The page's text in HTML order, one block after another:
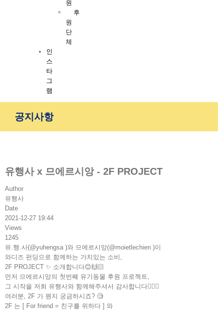
원
후
원
단
체
인
스
타
그
램
공지사항
유행사 x 므에르시앙 - 2F PROJECT
Author
유행사
Date
2021-12-27 19:44
Views
1245
유.행.사(@yuhengsa )와 므에르시앙(@moietlechien )이
와디즈 펀딩으로 함께하는 가치있는 소비,
2F PROJECT ✨ 소개합니다😊🙌🏻
먼저 므에르시앙의 첫번째 유기동물 후원 프로젝트,
그 시작을 저희 유행사와 함께해주셔서 감사합니다🙇🏻‍♀️
여러분, 2F 가 뭔지 궁금하시죠? 🧐
2F 는 [ For friend = 친구를 위하다 ] 와